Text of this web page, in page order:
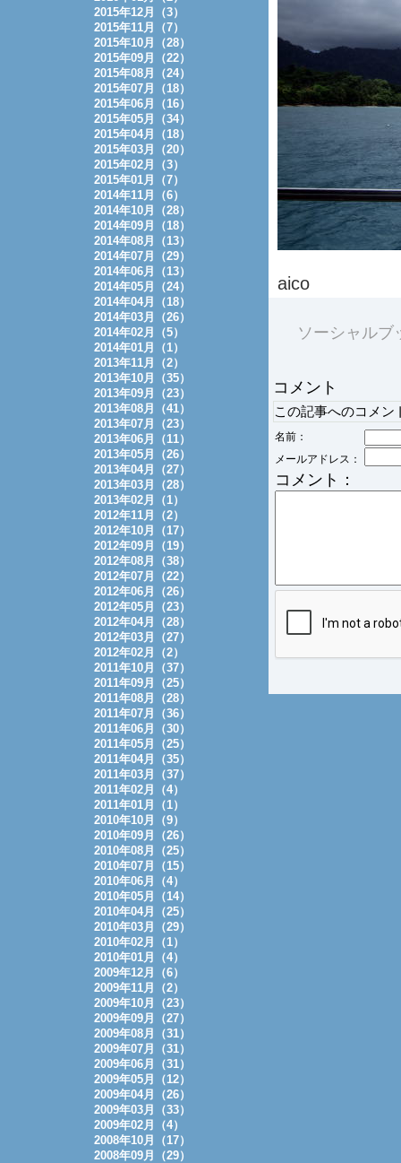
aico
ソーシャルブ
コメント
この記事へのコメン
名前：
メールアドレス：
コメント：
2015年12月（3）
2015年11月（7）
2015年10月（28）
2015年09月（22）
2015年08月（24）
2015年07月（18）
2015年06月（16）
2015年05月（34）
2015年04月（18）
2015年03月（20）
2015年02月（3）
2015年01月（7）
2014年11月（6）
2014年10月（28）
2014年09月（18）
2014年08月（13）
2014年07月（29）
2014年06月（13）
2014年05月（24）
2014年04月（18）
2014年03月（26）
2014年02月（5）
2014年01月（1）
2013年11月（2）
2013年10月（35）
2013年09月（23）
2013年08月（41）
2013年07月（23）
2013年06月（11）
2013年05月（26）
2013年04月（27）
2013年03月（28）
2013年02月（1）
2012年11月（2）
2012年10月（17）
2012年09月（19）
2012年08月（38）
2012年07月（22）
2012年06月（26）
2012年05月（23）
2012年04月（28）
2012年03月（27）
2012年02月（2）
2011年10月（37）
2011年09月（25）
2011年08月（28）
2011年07月（36）
2011年06月（30）
2011年05月（25）
2011年04月（35）
2011年03月（37）
2011年02月（4）
2011年01月（1）
2010年10月（9）
2010年09月（26）
2010年08月（25）
2010年07月（15）
2010年06月（4）
2010年05月（14）
2010年04月（25）
2010年03月（29）
2010年02月（1）
2010年01月（4）
2009年12月（6）
2009年11月（2）
2009年10月（23）
2009年09月（27）
2009年08月（31）
2009年07月（31）
2009年06月（31）
2009年05月（12）
2009年04月（26）
2009年03月（33）
2009年02月（4）
2008年10月（17）
2008年09月（29）